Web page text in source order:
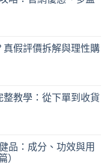
假評價拆解與理性購
教學：從下單到收貨
品：成分、功效與用
）